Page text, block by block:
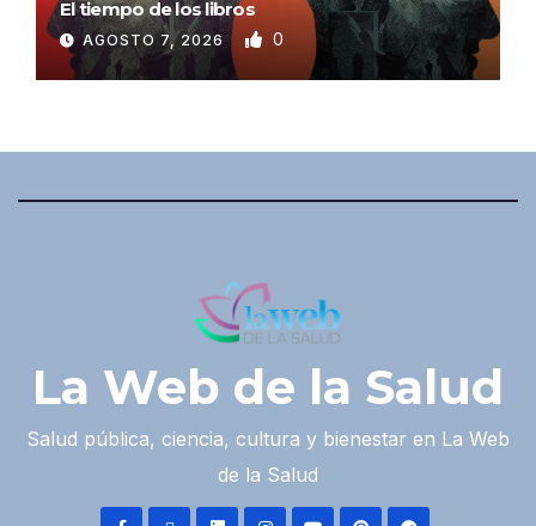
El tiempo de los libros
AGOSTO 7, 2026 0
La Web de la Salud
Salud pública, ciencia, cultura y bienestar en La Web
de la Salud